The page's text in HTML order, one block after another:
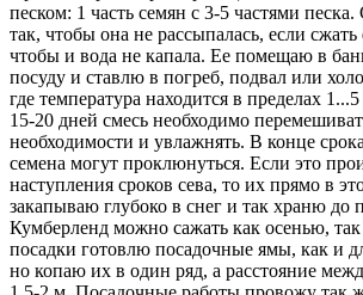
песком: 1 часть семян с 3-5 частями
так, чтобы она не рассыпалась, если
чтобы и вода не капала. Ее помещаю в
посуду и ставлю в погреб, подвал или
где температура находится в пределах
15-20 дней смесь необходимо
необходимости и увлажнять. В конце
семена могут проклюнуться. Если это
наступления сроков сева, то их прямо в
закапываю глубоко в снег и так храню до
Кумберленд можно сажать как осенью,
посадки готовлю посадочные ямы, как и
но копаю их в один ряд, а расстояние